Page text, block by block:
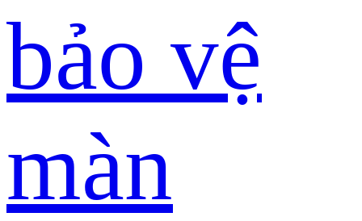
bảo vệ
màn